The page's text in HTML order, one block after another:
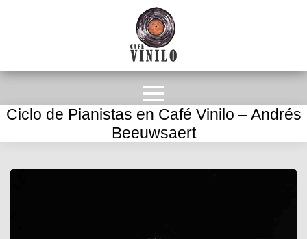
Ciclo de Pianistas en Café Vinilo – Andrés
Beeuwsaert